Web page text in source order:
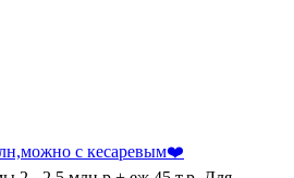
с кесаревым❤️